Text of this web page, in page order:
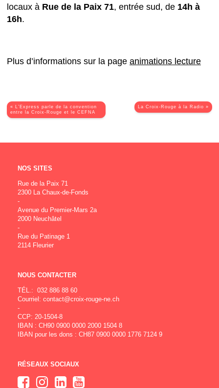
locaux à Rue de la Paix 71, entrée sud, de 14h à
16h.
Plus d’informations sur la page animations lecture
La Croix-Rouge à la Radio »
« L’Express parle de la convention
entre la Croix-Rouge et le CEFNA
NOS SITES
Rue de la Paix 71
2300 La Chaux-de-Fonds
-
Avenue du Premier-Mars 2a
2000 Neuchâtel
-
Rue du Patinage 1
2114 Fleurier
NOUS CONTACTER
TÉL.: 032 886 88 60
Courriel: contact@croix-rouge-ne.ch
-
CCP: 20-1504-8
IBAN : CH90 0900 0000 2000 1504 8
IBAN pour les dons : CH87 0900 0000 1776 7124 9
RÉSEAUX SOCIAUX